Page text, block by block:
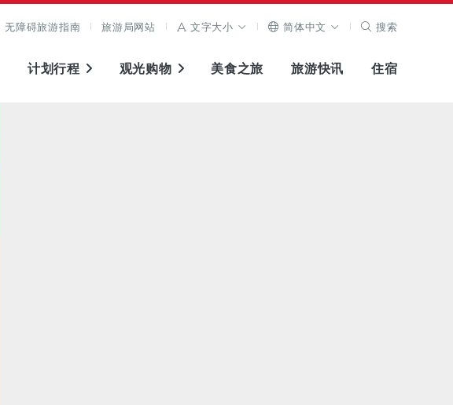
无障碍旅游指南 旅游局网站 文字大小 简体中文 搜索
计划行程 观光购物 美食之旅 旅游快讯 住宿